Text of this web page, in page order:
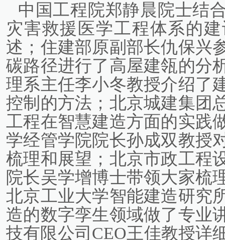
中国工程院郑静晨院士结
灾害救援医学工程体系的
述；住建部原副部长仇保兴
碳路径进行了高屋建瓴的分
理系主任李小冬教授介绍了
控制的方法；北京城建集团
工程在智慧建造方面的实践
学经管学院院长孙成双教授
梳理和展望；北京市政工程
院长吴学增博士带领大家梳
北京工业大学智能建造研究
造的数字孪生领域做了专业
技有限公司CEO王佳教授详